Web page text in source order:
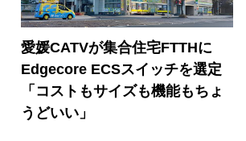
愛媛CATVが集合住宅FTTHに
Edgecore ECSスイッチを選定
「コストもサイズも機能もちょ
うどいい」